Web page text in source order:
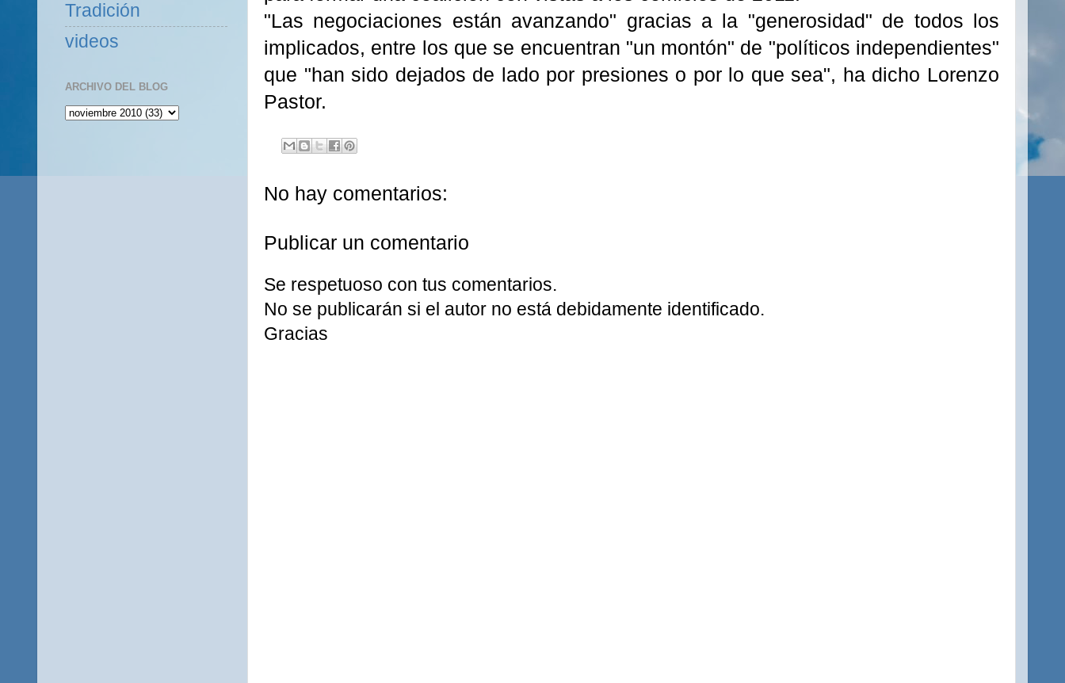
"Las negociaciones están avanzando" gracias a la "generosidad" de todos los
implicados, entre los que se encuentran "un montón" de "políticos independientes"
que "han sido dejados de lado por presiones o por lo que sea", ha dicho Lorenzo
Pastor.
No hay comentarios:
Publicar un comentario
Se respetuoso con tus comentarios.
No se publicarán si el autor no está debidamente identificado.
Gracias
Tradición
videos
ARCHIVO DEL BLOG